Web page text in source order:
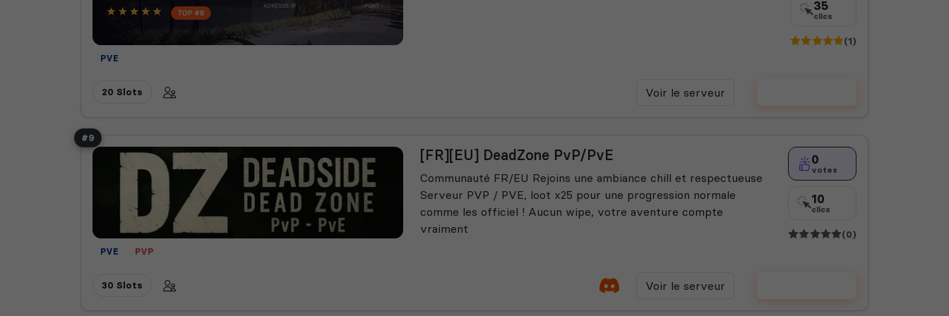
PVE
35
clics
(1)
20 Slots Voir le serveur
#9
PVE PVP
[FR][EU] DeadZone PvP/PvE
Communauté FR/EU Rejoins une ambiance chill et respectueuse
Serveur PVP / PVE, loot x25 pour une progression normale
comme les officiel ! Aucun wipe, votre aventure compte
vraiment
0
votes
10
clics
(0)
30 Slots Voir le serveur